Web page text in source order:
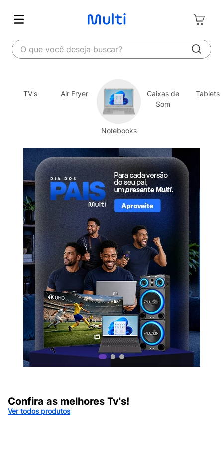
O que você deseja buscar?
TV's Air Fryer
Notebooks
Caixas de
Som
Tablets
Confira as melhores Tv's!
Ver todos produtos